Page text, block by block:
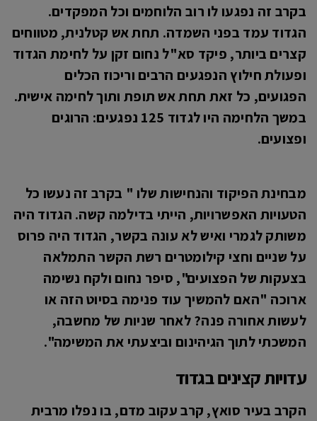
בקרב זה נפגעו לו רוב הלוחמים וכל המפקדים.
הגדוד עמד בפני השמדה. תחת אש קטלנית, מטווחים
קצרים ביותר, פיקד סא"ל נחום זקן על לחימת הגדוד
ופעולת חילוץ הנפגעים הרבים וריכוז הכלים
הפגועים, כל זאת תחת אש תופת ותוך לחימה אישית.
במשך הלחימה היו לגדוד 125 נפגעים: הרוגים
ופצועים.
מבחינת הפיקוד והנחישות שלו " בקרב זה נעשו כל
הטעויות האפשרויות, הייתי בדילמה קשה. הגדוד היה
משותק לגמרי ואיש לא עונה בקשר, הגדוד היה פרוס
על שניים וחצי קילומטרים רשת הקשר התמלאה
בצעקות של הפצועים", סיפר נחום ולקח נשימה
ארוכה "האם להמשיך עוד פנימה בסיוט הזה או
לעשות אחורה פנה? לאחר שניות של מחשבה,
המשכתי לתוך הגיהינום וביצעתי את המשימה".
עדויות קצינים בגדוד
הקרב בעיר סואץ, קרב עקוב מדם, בו נפלו מרבית